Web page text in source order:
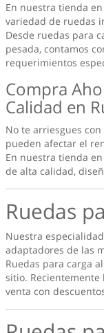
En nuestra tienda
variedad de ruedas
Desde ruedas para
pesada, contamos
requerimientos
Compra
Calidad en
No te arriesgues
pueden afectar el
En nuestra tienda
de alta calidad,
Ruedas
Nuestra
adaptadores de las
Ruedas para carga
sitio.
venta con